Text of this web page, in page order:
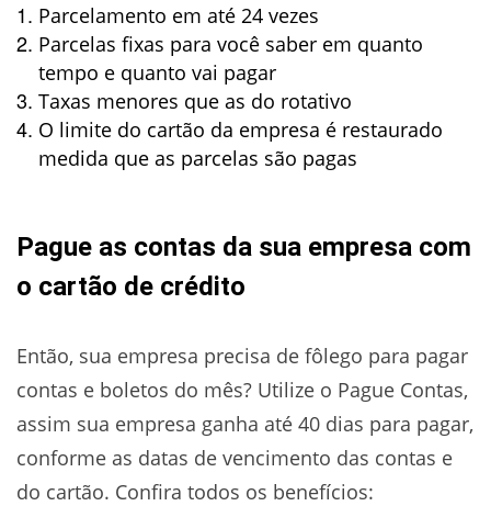
Parcelamento em até 24 vezes
Parcelas fixas para você saber em quanto
tempo e quanto vai pagar
Taxas menores que as do rotativo
O limite do cartão da empresa é restaurado
medida que as parcelas são pagas
Pague as contas da sua empresa com
o cartão de crédito
Então, sua empresa precisa de fôlego para pagar
contas e boletos do mês? Utilize o Pague Contas,
assim sua empresa ganha até 40 dias para pagar,
conforme as datas de vencimento das contas e
do cartão. Confira todos os benefícios: